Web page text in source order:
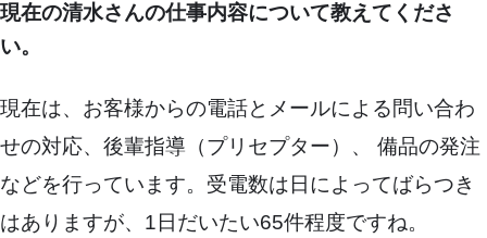
現在の清水さんの仕事内容について教えてくださ
い。
現在は、お客様からの電話とメールによる問い合わ
せの対応、後輩指導（プリセプター）、 備品の発注
などを行っています。受電数は日によってばらつき
はありますが、1日だいたい65件程度ですね。